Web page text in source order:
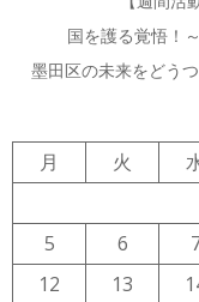
国を護る覚悟！
墨田区の未来をどう
月
火
5
6
12
13